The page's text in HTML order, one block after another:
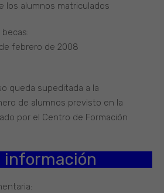
los alumnos matriculados
febrero de 2008
queda supeditada a la
de alumnos previsto en la
por el Centro de Formación
información